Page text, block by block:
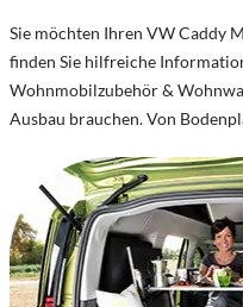
Sie möchten Ihren VW Caddy
finden Sie hilfreiche
Wohnmobilzubehör &
Ausbau brauchen. Von